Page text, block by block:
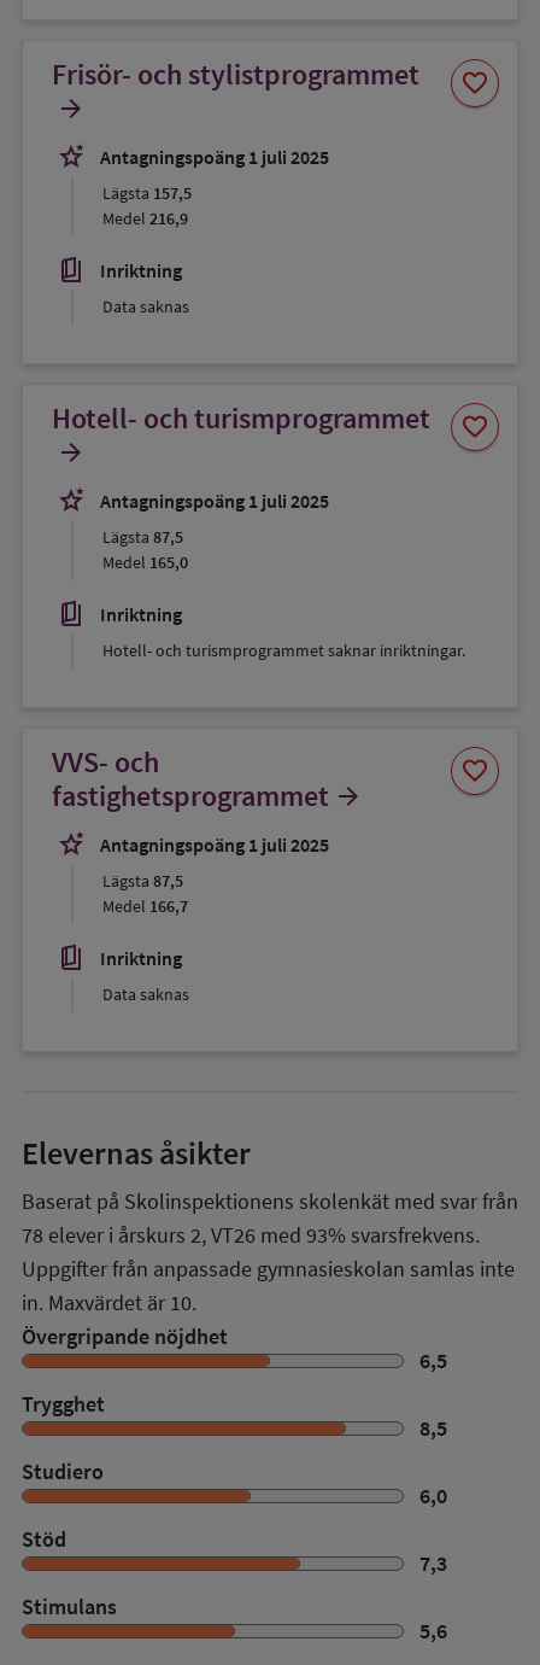
Frisör- och stylistprogrammet
arrow_forward
stars_2
Antagningspoäng 1 juli 2025
Lägsta 157,5
Medel 216,9
book_5 Inriktning
Data saknas
favorite
Spara
som
Hotell- och turismprogrammet
arrow_forward
stars_2
Antagningspoäng 1 juli 2025
Lägsta 87,5
Medel 165,0
book_5 Inriktning
Hotell- och turismprogrammet saknar inriktningar.
favorite
Spara
som
VVS- och
fastighetsprogrammet arrow_forward
stars_2
Antagningspoäng 1 juli 2025
Lägsta 87,5
Medel 166,7
book_5 Inriktning
Data saknas
favorite
Spara
som
Elevernas åsikter
Baserat på Skolinspektionens skolenkät med svar från
78 elever i årskurs 2,VT26 med 93% svarsfrekvens.
Uppgifter från anpassade gymnasieskolan samlas inte
in. Maxvärdet är 10.
Övergripande nöjdhet
6,5
Trygghet
8,5
Studiero
6,0
Stöd
7,3
Stimulans
5,6